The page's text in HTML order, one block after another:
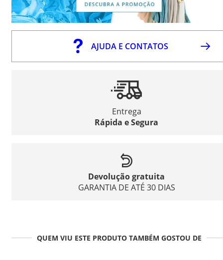
AJUDA E CONTATOS
Entrega
Rápida e Segura
Devolução gratuita
GARANTIA DE ATÉ 30 DIAS
QUEM VIU ESTE PRODUTO TAMBÉM GOSTOU DE